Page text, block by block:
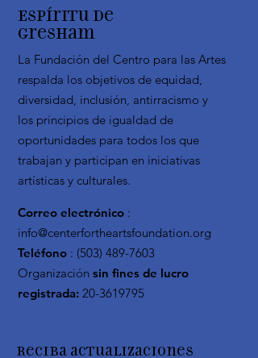
Espíritu de
Gresham
La Fundación del Centro para las Artes
respalda los objetivos de equidad,
diversidad, inclusión, antirracismo y
los principios de igualdad de
oportunidades para todos los que
trabajan y participan en iniciativas
artísticas y culturales.
Correo electrónico :
info@centerfortheartsfoundation.org
Teléfono : (503) 489-7603
Organización sin fines de lucro
registrada: 20-3619795
Reciba actualizaciones